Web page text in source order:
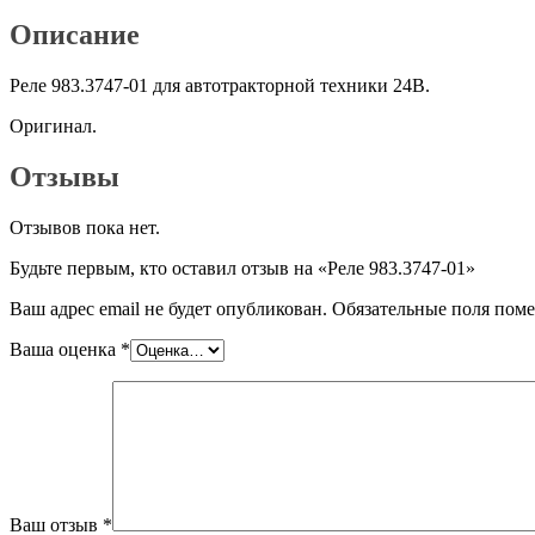
Описание
Реле 983.3747-01 для автотракторной техники 24В.
Оригинал.
Отзывы
Отзывов пока нет.
Будьте первым, кто оставил отзыв на «Реле 983.3747-01»
Ваш адрес email не будет опубликован. Обязательные поля
Ваша оценка *
Ваш отзыв *